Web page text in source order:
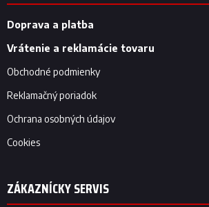
Doprava a platba
Vrátenie a reklamácie tovaru
Obchodné podmienky
Reklamačný poriadok
Ochrana osobných údajov
Cookies